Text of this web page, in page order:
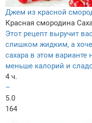
Джем из красной
Красная смородина
Этот рецепт выручит
слишком жидким, а
сахара в этом
меньше калорий и
4 ч.
–
5.0
164